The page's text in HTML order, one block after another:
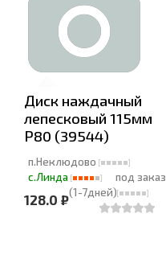
Диск наждачный
лепесковый 115мм
Р80 (39544)
п.Неклюдово
с.Линда
под заказ
(1-7дней)
128.0 ₽